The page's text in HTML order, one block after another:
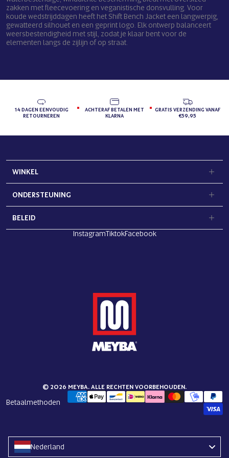
zakken met fleecevoering en veganistische donsvulling. Voor
koude wedstrijddagen heeft het Shift Bench Jacket een langwerpig,
gewatteerd silhouet en een geprint logo. Elk ontwerp balanceert
weersbestendigheid met stijl, zodat je klaar bent voor de
elementen langs de zijlijn of op straat.
14 DAGEN EENVOUDIG
RETOURNEREN
ACHTERAF BETALEN MET
KLARNA
GRATIS VERZENDING VANAF
€59,95
WINKEL
ONDERSTEUNING
BELEID
InstagramTiktokFacebook
© 2026 MEYBA. ALLE RECHTEN VOORBEHOUDEN.
Betaalmethoden
Nederland